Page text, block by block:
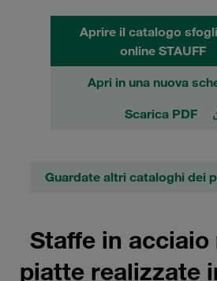
Aprire il catalogo
online STAUFF
Apri in una nuova
Scarica PDF
Guardate altri cataloghi dei
Staffe in
piatte realizzate